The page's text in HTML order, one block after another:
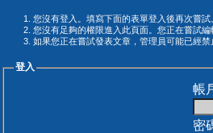
您沒有登入。填寫下面的表單登入後再次嘗試
您沒有足夠的權限進入此頁面。您正在嘗試
如果您正在嘗試發表文章，管理員可能已經
登入
帳
密